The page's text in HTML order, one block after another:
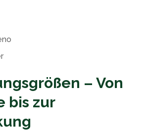
– Von
bis zur